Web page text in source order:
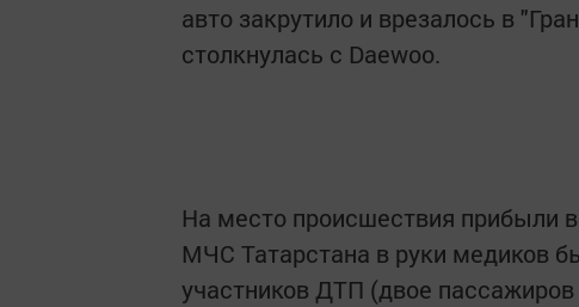
авто закрутило и врезалось в
столкнулась с Daewoo.
На место происшествия прибыли
МЧС Татарстана в руки медиков
участников ДТП (двое